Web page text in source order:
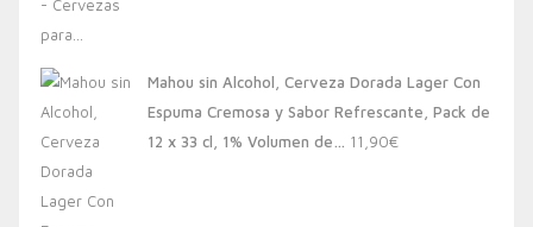
Mahou sin Alcohol, Cerveza Dorada Lager Con
Espuma Cremosa y Sabor Refrescante, Pack de
12 x 33 cl, 1% Volumen de… 11,90€